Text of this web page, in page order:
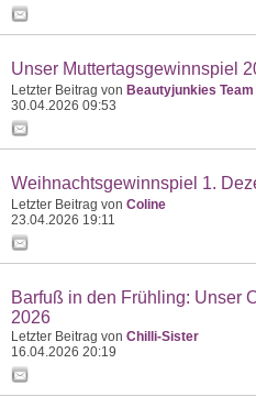
Unser Muttertagsgewinnspiel
Letzter Beitrag von Beautyjunkies Team
30.04.2026 09:53
Weihnachtsgewinnspiel 1.
Letzter Beitrag von Coline
23.04.2026 19:11
Barfuß in den Frühling: Unser
2026
Letzter Beitrag von Chilli-Sister
16.04.2026 20:19